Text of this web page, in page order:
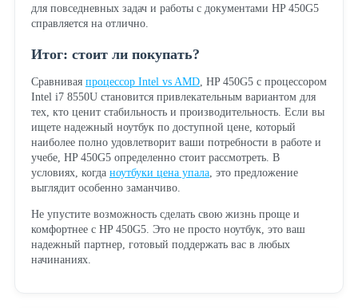
для повседневных задач и работы с документами HP 450G5
справляется на отлично.
Итог: стоит ли покупать?
Сравнивая процессор Intel vs AMD, HP 450G5 с процессором
Intel i7 8550U становится привлекательным вариантом для
тех, кто ценит стабильность и производительность. Если вы
ищете надежный ноутбук по доступной цене, который
наиболее полно удовлетворит ваши потребности в работе и
учебе, HP 450G5 определенно стоит рассмотреть. В
условиях, когда ноутбуки цена упала, это предложение
выглядит особенно заманчиво.
Не упустите возможность сделать свою жизнь проще и
комфортнее с HP 450G5. Это не просто ноутбук, это ваш
надежный партнер, готовый поддержать вас в любых
начинаниях.